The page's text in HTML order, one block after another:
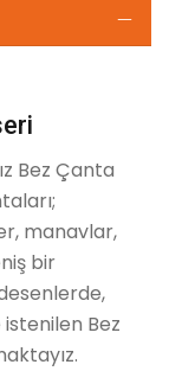
Bez Çanta
manavlar,
bir
Bez